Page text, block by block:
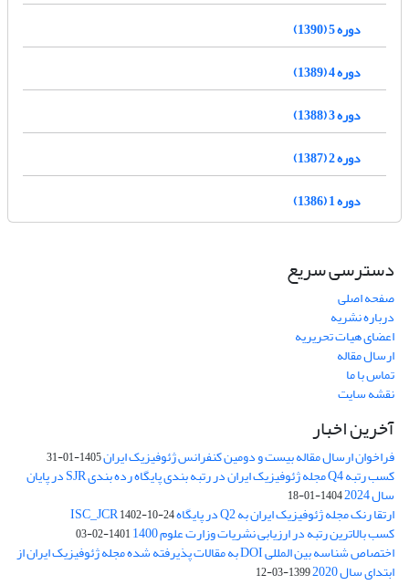
دوره 5 (1390)
دوره 4 (1389)
دوره 3 (1388)
دوره 2 (1387)
دوره 1 (1386)
دسترسی سریع
صفحه اصلی
درباره نشریه
اعضای هیات تحریریه
ارسال مقاله
تماس با ما
نقشه سایت
آخرین اخبار
فراخوان ارسال مقاله بیست و دومین کنفرانس ژئوفیزیک ایران1405-01-31
کسب رتبه Q4 مجله ژئوفیزیک ایران در رتبه بندی پایگاه رده بندی SJR در پایان
سال 2024 1404-01-18
ارتقا رنک مجله ژئوفیزیک ایران به Q2 در پایگاه ISC_JCR 1402-10-24
کسب بالاترین رتبه در ارزیابی نشریات وزارت علوم 1400 1401-02-03
اختصاص شناسه بین المللی DOI به مقالات پذیرفته شده مجله ژئوفیزیک ایران از
ابتدای سال 2020 1399-03-12